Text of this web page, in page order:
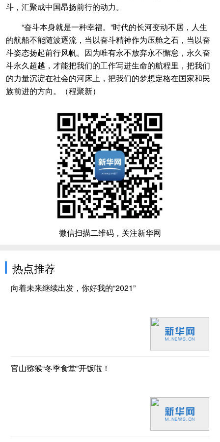
斗，汇聚成中国昂扬前行的动力。
“奋斗本身就是一种幸福。”时代的长河变动不居，人生
的航船不能随波逐流，当以奋斗精神作为压舱之石，当以奋
斗姿态扬起前行风帆。因为唯有永不放弃永不懈怠，永久奋
斗永久超越，才能把我们的工作写进生命的航程里，把我们
的力量沉淀在社会的河床上，把我们的梦想定格在国家和民
族前进的方向。（程聚新）
微信扫描二维码，关注新华网
热点推荐
向着未来继续出发，你好我的“2021”
官山猕猴“冬季食堂”开饭啦！